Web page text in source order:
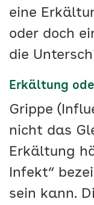
eine
oder doch
die
Erkältung
Grippe
nicht das
Erkältung
Infekt“
sein kann.